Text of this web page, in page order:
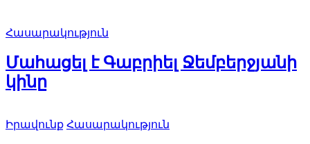
Հասարակություն
Մահացել է Գաբրիել Ջեմբերջյանի
կինը
Իրավունք Հասարակություն